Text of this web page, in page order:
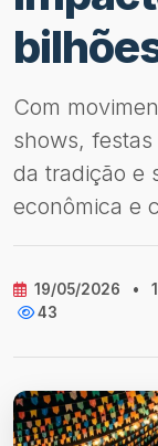
Com
shows,
da tradição e
econômica e
19/05/2026 •
43